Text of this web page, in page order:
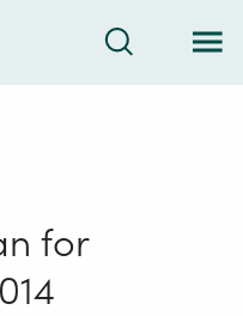
Søk
for